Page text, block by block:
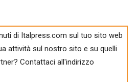
di Italpress.com sul tuo sito web
attività sul nostro sito e su quelli
Contattaci all'indirizzo